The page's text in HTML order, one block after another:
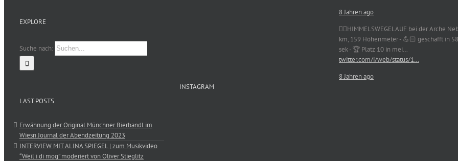
EXPLORE
Suche nach:
LAST POSTS
Erwähnung der Original Münchner Bierbandl im
Wiesn Journal der Abendzeitung 2023
INTERVIEW MIT ALINA SPIEGEL | zum Musikvideo
“Weil i di mog” moderiert von Oliver Stieglitz
8 Jahren ago
🏃‍♀️HIMMELSWEGELAUF bei der Arche
km, 159 Höhenmeter - 💪🏻 geschafft in
sek - 🏆 Platz 10 in mei…
twitter.com/i/web/status/1…
8 Jahren ago
INSTAGRAM